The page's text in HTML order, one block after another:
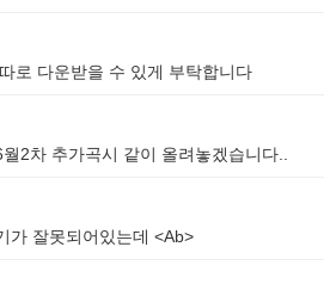
로 다운받을 수 있게 부탁합니다
2차 추가곡시 같이 올려놓겠습니다..
가 잘못되어있는데 <Ab>